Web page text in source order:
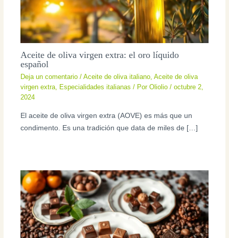
Aceite de oliva virgen extra: el oro líquido
español
Deja un comentario /Aceite de oliva italiano ,Aceite de oliva
virgen extra
Especialidades italianas / PorOliolio/octubre 2,
2024
El aceite de oliva virgen extra (AOVE) es más que un
condimento. Es una tradición que data de miles de […]